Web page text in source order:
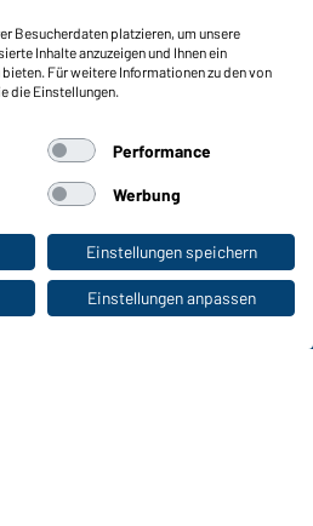
Shop
COLLECTION
Professionals: Kollektionen
Besucherdaten platzieren, um unsere
Inhalte anzuzeigen und Ihnen ein
Für weitere Informationen zu den von
die Einstellungen.
Performance
Werbung
Einstellungen speichern
Einstellungen anpassen